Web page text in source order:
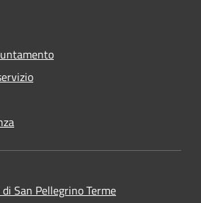
San Pellegrino Terme